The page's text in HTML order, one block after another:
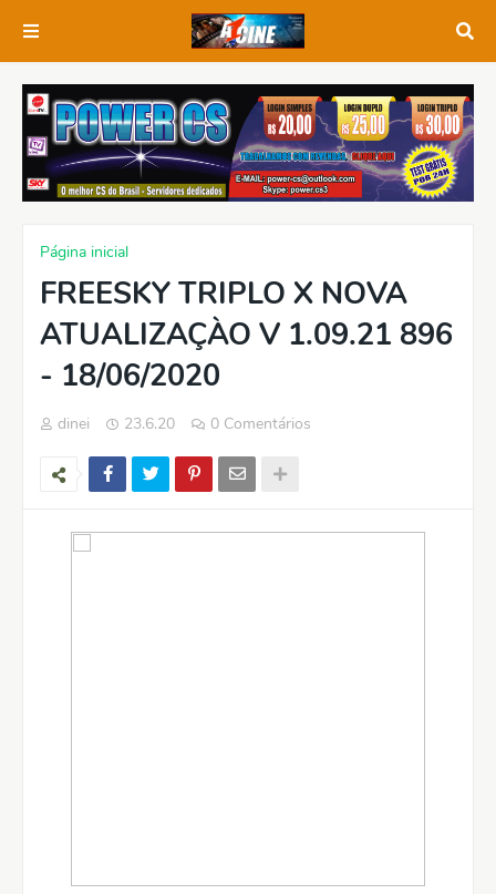
Página inicial
FREESKY TRIPLO X NOVA
ATUALIZAÇÀO V 1.09.21 896
- 18/06/2020
dinei 23.6.20 0 Comentários